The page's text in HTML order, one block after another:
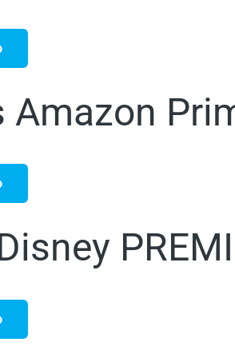
Amazon